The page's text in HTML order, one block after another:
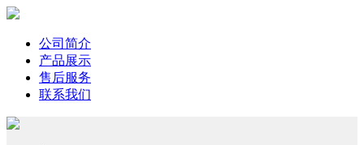
公司简介
产品展示
售后服务
联系我们